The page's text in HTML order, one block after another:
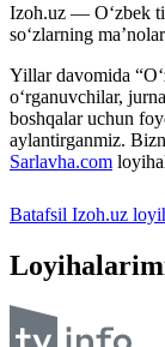
Izoh.uz — O‘zbek
so‘zlarning
Yillar davomida
o‘rganuvchilar,
boshqalar uchun
aylantirganmiz.
Sarlavha.com
Batafsil Izoh.uz